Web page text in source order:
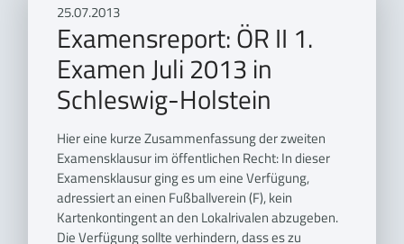
25.07.2013
Examensreport: ÖR II 1.
Examen Juli 2013 in
Schleswig-Holstein
Hier eine kurze Zusammenfassung der zweiten
Examensklausur im öffentlichen Recht: In dieser
Examensklausur ging es um eine Verfügung,
adressiert an einen Fußballverein (F), kein
Kartenkontingent an den Lokalrivalen abzugeben.
Die Verfügung sollte verhindern, dass es zu